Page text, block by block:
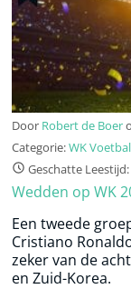
Door Robert de Boer
Categorie:WK Voetbal
Geschatte
Wedden op WK
Een tweede
Cristiano
zeker van de
en Zuid-Korea.